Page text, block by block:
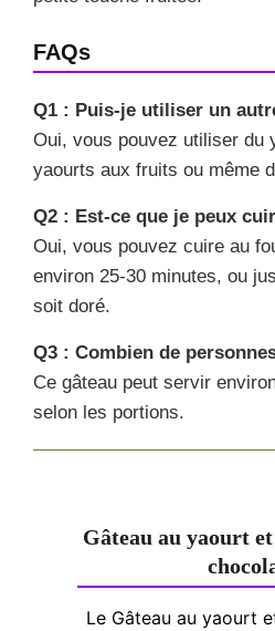
FAQs
Q1 : Puis-je utiliser un
Oui, vous pouvez utiliser du
yaourts aux fruits ou même
Q2 : Est-ce que je peux
Oui, vous pouvez cuire au
environ 25-30 minutes, ou
soit doré.
Q3 : Combien de
Ce gâteau peut servir
selon les portions.
Gâteau au yaourt
Le Gâteau au yaourt